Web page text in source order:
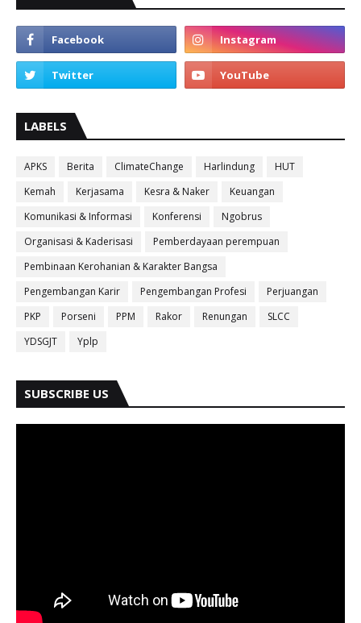
LABELS
APKS Berita ClimateChange Harlindung
HUT
Kemah
Kerjasama Kesra & Naker
Keuangan
Komunikasi & Informasi
Konferensi
Ngobrus
Organisasi & Kaderisasi
Pemberdayaan perempuan
Pembinaan Kerohanian & Karakter Bangsa
Pengembangan Karir
Pengembangan Profesi
Perjuangan
PKP
Porseni PPM Rakor Renungan
SLCC
YDSGJT
Yplp
SUBSCRIBE US